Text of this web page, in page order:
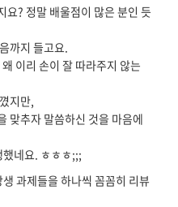
요? 정말 배울점이 많은 분인 듯
까지 들고요.
이리 손이 잘 따라주지 않는
지만,
맞추자 말씀하신 것을 마음에
네요. ㅎㅎㅎ;;;
과제들을 하나씩 꼼꼼히 리뷰